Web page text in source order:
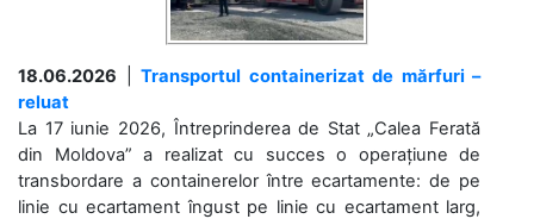
18.06.2026
Transportul containerizat de mărfuri –
reluat
La 17 iunie 2026, Întreprinderea de Stat „Calea Ferată
din Moldova” a realizat cu succes o operațiune de
transbordare a containerelor între ecartamente: de pe
linie cu ecartament îngust pe linie cu ecartament larg,